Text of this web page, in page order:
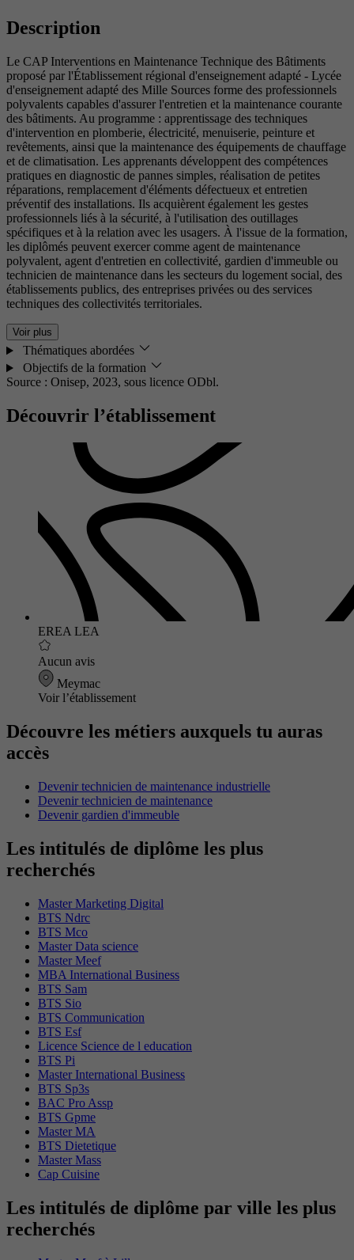
Description
Le CAP Interventions en Maintenance Technique des Bâtiments
proposé par l'Établissement régional d'enseignement adapté - Lycée
d'enseignement adapté des Mille Sources forme des professionnels
polyvalents capables d'assurer l'entretien et la maintenance courante
des bâtiments. Au programme : apprentissage des techniques
d'intervention en plomberie, électricité, menuiserie, peinture et
revêtements, ainsi que la maintenance des équipements de chauffage
et de climatisation. Les apprenants développent des compétences
pratiques en diagnostic de pannes simples, réalisation de petites
réparations, remplacement d'éléments défectueux et entretien
préventif des installations. Ils acquièrent également les gestes
professionnels liés à la sécurité, à l'utilisation des outillages
spécifiques et à la relation avec les usagers. À l'issue de la formation,
les diplômés peuvent exercer comme agent de maintenance
polyvalent, agent d'entretien en collectivité, gardien d'immeuble ou
technicien de maintenance dans les secteurs du logement social, des
établissements publics, des entreprises privées ou des services
techniques des collectivités territoriales.
Voir plus
Thématiques abordées
Objectifs de la formation
Source : Onisep, 2023, sous licence ODbl.
Découvrir l’établissement
EREA LEA
Aucun avis
Meymac
Voir l’établissement
Découvre les métiers auxquels tu auras
accès
Devenir technicien de maintenance industrielle
Devenir technicien de maintenance
Devenir gardien d'immeuble
Les intitulés de diplôme les plus
recherchés
Master Marketing Digital
BTS Ndrc
BTS Mco
Master Data science
Master Meef
MBA International Business
BTS Sam
BTS Sio
BTS Communication
BTS Esf
Licence Science de l education
BTS Pi
Master International Business
BTS Sp3s
BAC Pro Assp
BTS Gpme
Master MA
BTS Dietetique
Master Mass
Cap Cuisine
Les intitulés de diplôme par ville les plus
recherchés